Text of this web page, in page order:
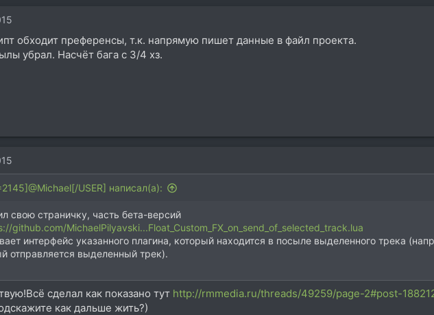
обходит преференсы, т.к. напрямую пишет данные в файл проекта.
убрал. Насчёт бага с 3/4 хз.
USER] написал(а):
свою страничку, часть бета-версий
github.com/MichaelPilyavski...Float_Custom_FX_on_send_of_selected_track.lua
интерфейс указанного плагина, который находится в посыле выделенного трека
отправляется выделенный трек).
сделал как показано тут http://rmmedia.ru/threads/49259/page-2#post-
как дальше жить?)